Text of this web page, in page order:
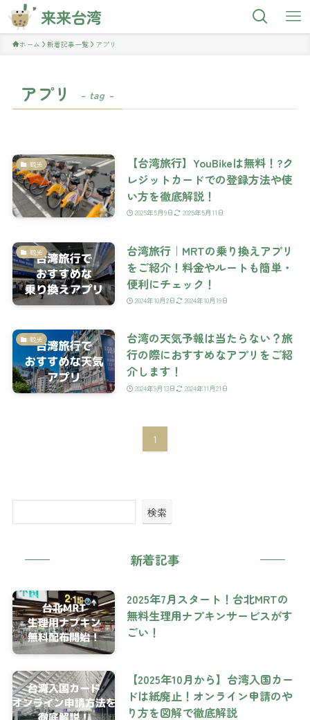
来来台湾
ホーム 新着記事一覧 アプリ
アプリ – tag –
観光
【台湾旅行】YouBikeは無料！?ク
レジットカードでの登録方法や使
い方を徹底解説！
2025年5月9日 2025年5月11日
観光
台湾旅行｜MRTの乗り換えアプリ
をご紹介！料金やルートも簡単・
便利にチェック！
2024年10月2日 2024年10月19日
観光
台湾の天気予報は当たらない？旅
行の際におすすめなアプリをご紹
介します！
2024年9月13日 2024年11月21日
1
検索
新着記事
2025年7月スタート！台北MRTの
無料生理用ナプキンサービスがす
ごい！
【2025年10月から】台湾入国カー
ドは紙廃止！オンライン申請のや
り方を図解で徹底解説